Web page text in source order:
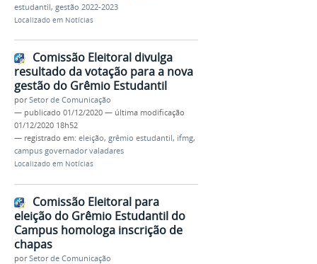
estudantil, gestão 2022-2023
Localizado em Notícias
Comissão Eleitoral divulga
resultado da votação para a nova
gestão do Grêmio Estudantil
porSetor de Comunicação
— publicado 01/12/2020 — última modificação
01/12/2020 18h52
— registrado em: eleição, grêmio estudantil, ifmg,
campus governador valadares
Localizado em Notícias
Comissão Eleitoral para
eleição do Grêmio Estudantil do
Campus homologa inscrição de
chapas
porSetor de Comunicação